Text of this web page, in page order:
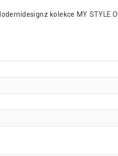
kolekce MY